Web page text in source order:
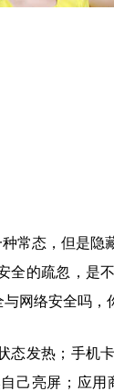
常态，但是隐
全的疏忽，是
网络安全吗，
发热；手机
己亮屏；应